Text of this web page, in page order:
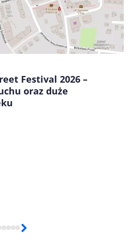
w tej przeglądarce podczas
Festival 2026 –
oraz duże